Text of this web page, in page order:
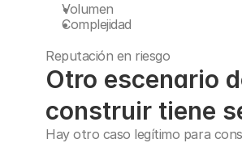
Volumen
Complejidad
Reputación en riesgo
Otro escenario
construir tiene
Hay otro caso legítimo para